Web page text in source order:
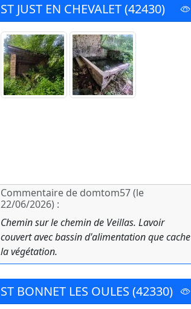
ST JUST EN CHEVALET (42430)
Commentaire de domtom57 (le
22/06/2026) :
Chemin sur le chemin de Veillas. Lavoir
couvert avec bassin d'alimentation que cache
la végétation.
ST BONNET LES OULES (42330)